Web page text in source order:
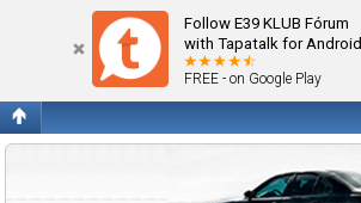
Follow E39 KLUB Fórum
with Tapatalk for Android
FREE - on Google Play
Belépés